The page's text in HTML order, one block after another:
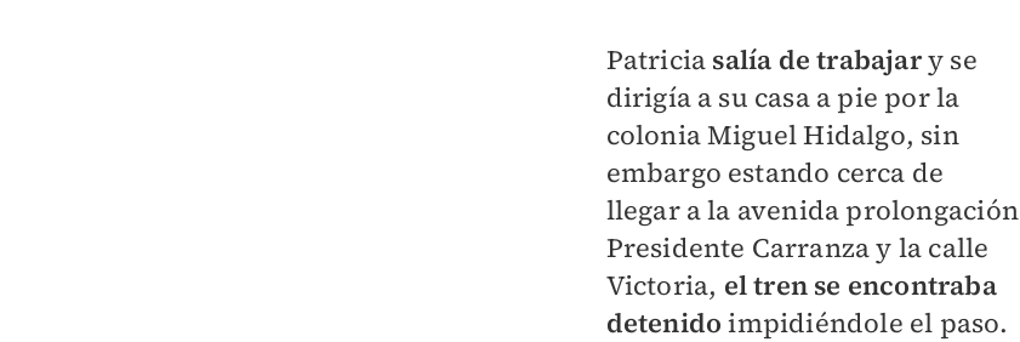
Patricia salía de trabajary se
dirigía a su casa a pie por la
colonia Miguel Hidalgo, sin
embargo estando cerca de
llegar a la avenida prolongación
Presidente Carranza y la calle
Victoria, el tren se encontraba
detenido impidiéndole el paso.